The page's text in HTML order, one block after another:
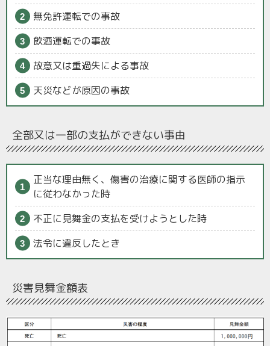
無免許運転での事故
飲酒運転での事故
故意又は重過失による事故
天災などが原因の事故
全部又は一部の支払ができない事由
正当な理由無く、傷害の治療に関する医師の指示
に従わなかった時
不正に見舞金の支払を受けようとした時
法令に違反したとき
災害見舞金額表